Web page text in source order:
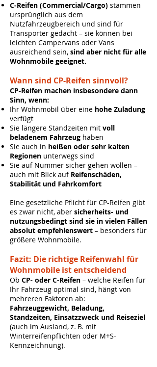
C-Reifen (Commercial/Cargo) stammen
ursprünglich aus dem
Nutzfahrzeugbereich und sind für
Transporter gedacht – sie können bei
leichten Campervans oder Vans
ausreichend sein, sind aber nicht für alle
Wohnmobile geeignet.
Wann sind CP-Reifen sinnvoll?
CP-Reifen machen insbesondere dann
Sinn, wenn:
Ihr Wohnmobil über eine hohe Zuladung
verfügt
Sie längere Standzeiten mit voll
beladenem Fahrzeug haben
Sie auch in heißen oder sehr kalten
Regionen unterwegs sind
Sie auf Nummer sicher gehen wollen –
auch mit Blick auf Reifenschäden,
Stabilität und Fahrkomfort
Eine gesetzliche Pflicht für CP-Reifen gibt
es zwar nicht, aber sicherheits- und
nutzungsbedingt sind sie in vielen Fällen
absolut empfehlenswert – besonders für
größere Wohnmobile.
Fazit: Die richtige Reifenwahl für
Wohnmobile ist entscheidend
Ob CP- oder C-Reifen – welche Reifen für
Ihr Fahrzeug optimal sind, hängt von
mehreren Faktoren ab:
Fahrzeuggewicht, Beladung,
Standzeiten, Einsatzzweck und Reiseziel
(auch im Ausland, z. B. mit
Winterreifenpflichten oder M+S-
Kennzeichnung).